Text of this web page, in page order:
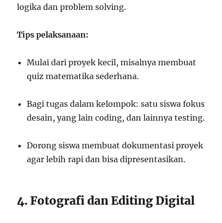
logika dan problem solving.
Tips pelaksanaan:
Mulai dari proyek kecil, misalnya membuat
quiz matematika sederhana.
Bagi tugas dalam kelompok: satu siswa fokus
desain, yang lain coding, dan lainnya testing.
Dorong siswa membuat dokumentasi proyek
agar lebih rapi dan bisa dipresentasikan.
4. Fotografi dan Editing Digital